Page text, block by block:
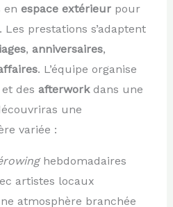
en espace extérieurpour
Les prestations s’adaptent
, anniversaires,
. L’équipe organise
des afterworkdans une
une
variée :
hebdomadaires
artistes locaux
atmosphère branchée